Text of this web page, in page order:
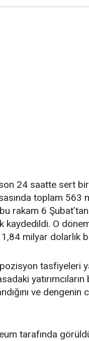
24 saatte sert
toplam 563
rakam 6
kaydedildi. O
milyar dolarlık
tasfiyeleri
ve
tarafında